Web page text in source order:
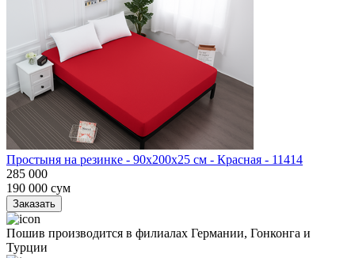
Простыня на резинке - 90x200x25 cм - Красная - 11414
285 000
190 000 сум
Заказать
Пошив производится в филиалах Германии, Гонконга и
Турции